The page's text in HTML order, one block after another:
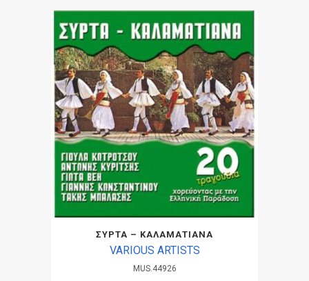
ΣΥΡΤΑ – ΚΑΛΑΜΑΤΙΑΝΑ
VARIOUS ARTISTS
MUS.44926